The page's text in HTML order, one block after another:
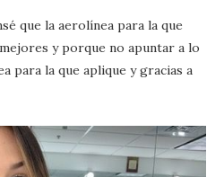
que la aerolínea para la que
y porque no apuntar a lo
para la que aplique y gracias a